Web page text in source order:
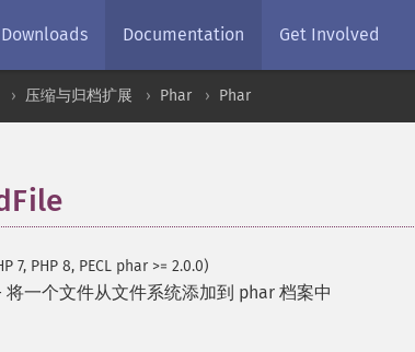
Downloads Documentation Get Involved
压缩与归档扩展 Phar Phar
7, PHP 8, PECL phar >= 2.0.0)
将一个文件从文件系统添加到 phar 档案中